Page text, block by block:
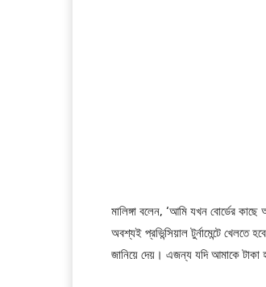
মালিঙ্গা বলেন, ‘আমি যখন বোর্ডের
অবশ্যই প্রভিন্সিয়াল টুর্নামেন্টে খেলতে
জানিয়ে দেয়। এজন্য যদি আমাকে